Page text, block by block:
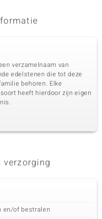
Cambodja
à 1,3 mm
geslepen
verzamelnaam van
edelstenen die tot deze
behoren. Elke
heeft hierdoor zijn eigen
verzorging
en/of bestralen